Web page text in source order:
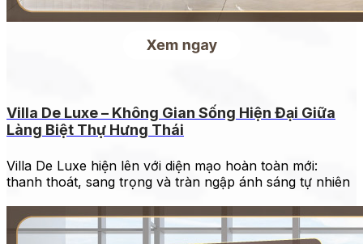
Villa De Luxe – Không Gian Sống Hiện Đại Giữa
Làng Biệt Thự Hưng Thái
Villa De Luxe hiện lên với diện mạo hoàn toàn mới:
thanh thoát, sang trọng và tràn ngập ánh sáng tự nhiên